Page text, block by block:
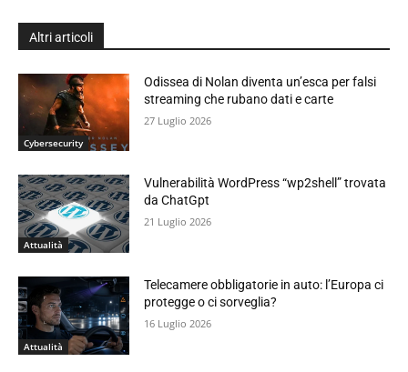
Altri articoli
Cybersecurity
Odissea di Nolan diventa un’esca per falsi
streaming che rubano dati e carte
27 Luglio 2026
Attualità
Vulnerabilità WordPress “wp2shell” trovata
da ChatGpt
21 Luglio 2026
Attualità
Telecamere obbligatorie in auto: l’Europa ci
protegge o ci sorveglia?
16 Luglio 2026